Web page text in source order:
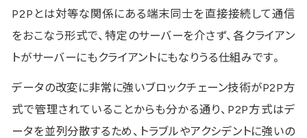
P2Pとは対等な関係にある端末同士を直接接続して通信
をおこなう形式で、特定のサーバーを介さず、各クライアン
トがサーバーにもクライアントにもなりうる仕組みです。
データの改変に非常に強いブロックチェーン技術がP2P方
式で管理されていることからも分かる通り、P2P方式はデ
ータを並列分散するため、トラブルやアクシデントに強いの